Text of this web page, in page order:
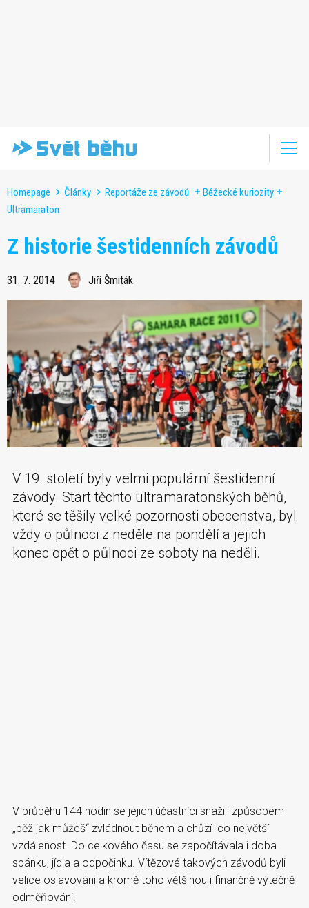
Homepage Články Reportáže ze závodů
Běžecké kuriozity
Ultramaraton
Z historie šestidenních závodů
31. 7. 2014 Jiří Šmiták
V 19. století byly velmi populární šestidenní
závody. Start těchto ultramaratonských běhů,
které se těšily velké pozornosti obecenstva, byl
vždy o půlnoci z neděle na pondělí a jejich
konec opět o půlnoci ze soboty na neděli.
V průběhu 144 hodin se jejich účastníci snažili způsobem
„běž jak můžeš“ zvládnout během a chůzí co největší
vzdálenost. Do celkového času se započítávala i doba
spánku, jídla a odpočinku. Vítězové takových závodů byli
velice oslavováni a kromě toho většinou i finančně výtečně
odměňováni.